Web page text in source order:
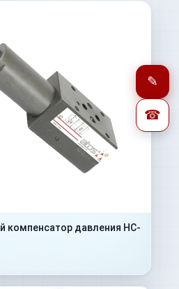
компенсатор давления HC-
✎
☎